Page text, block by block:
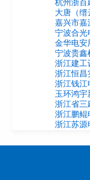
杭州浙百
大唐（缙
嘉兴市嘉
宁波合光
金华电安
宁波贵鑫
浙江建工
浙江恒昌
浙江钱江
玉环鸿宇
浙江省三
浙江鹏鲲
浙江苏源